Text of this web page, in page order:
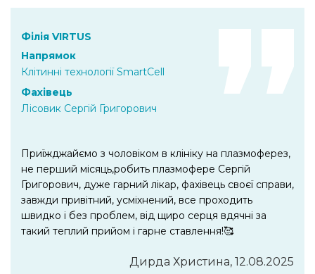
Філія VIRTUS
Напрямок
Клітинні технології SmartCell
Фахівець
Лісовик Сергій Григорович
Приїжджайємо з чоловіком в клініку на плазмоферез,
не перший місяць,робить плазмофере Сергій
Григорович, дуже гарний лікар, фахівець своєї справи,
завжди привітний, усміхнений, все проходить
швидко і без проблем, від щиро серця вдячні за
такий теплий прийом і гарне ставлення!🥰
Дирда Христина, 12.08.2025